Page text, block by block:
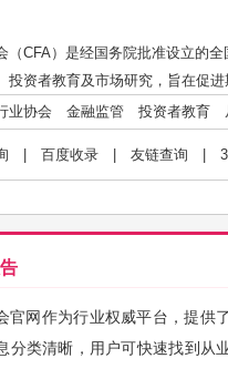
（CFA）是经国务院批准设立的
投资者教育及市场研究，旨在促进
业协会 金融监管 投资者教育
百度收录 友链查询
官网作为行业权威平台，提供
分类清晰，用户可快速找到从